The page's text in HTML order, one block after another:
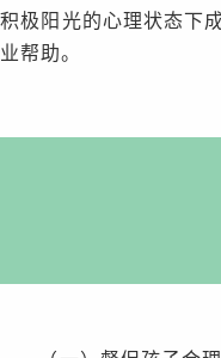
积极阳光的心理状态下
业帮助。